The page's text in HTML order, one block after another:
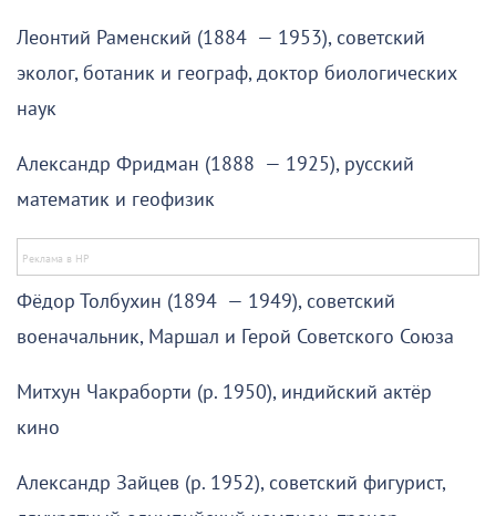
Леонтий Раменский (1884 — 1953), советский
эколог, ботаник и географ, доктор биологических
наук
Александр Фридман (1888 — 1925), русский
математик и геофизик
Фёдор Толбухин (1894 — 1949), советский
военачальник, Маршал и Герой Советского Союза
Митхун Чакраборти (р. 1950), индийский актёр
кино
Александр Зайцев (р. 1952), советский фигурист,